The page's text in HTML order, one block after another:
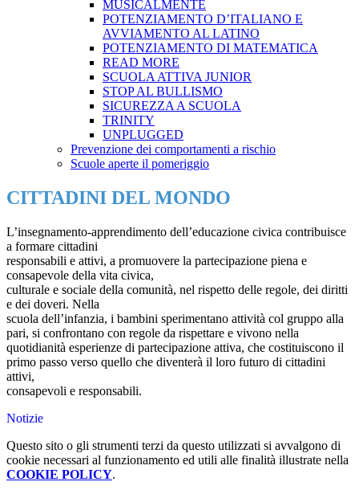
MUSICALMENTE
POTENZIAMENTO D’ITALIANO E
AVVIAMENTO AL LATINO
POTENZIAMENTO DI MATEMATICA
READ MORE
SCUOLA ATTIVA JUNIOR
STOP AL BULLISMO
SICUREZZA A SCUOLA
TRINITY
UNPLUGGED
Prevenzione dei comportamenti a rischio
Scuole aperte il pomeriggio
CITTADINI DEL MONDO
L’insegnamento-apprendimento dell’educazione civica contribuisce
a formare cittadini
responsabili e attivi, a promuovere la partecipazione piena e
consapevole della vita civica,
culturale e sociale della comunità, nel rispetto delle regole, dei diritti
e dei doveri. Nella
scuola dell’infanzia, i bambini sperimentano attività col gruppo alla
pari, si confrontano con regole da rispettare e vivono nella
quotidianità esperienze di partecipazione attiva, che costituiscono il
primo passo verso quello che diventerà il loro futuro di cittadini
attivi,
consapevoli e responsabili.
Notizie
Questo sito o gli strumenti terzi da questo utilizzati si avvalgono di
cookie necessari al funzionamento ed utili alle finalità illustrate nella
COOKIE POLICY.